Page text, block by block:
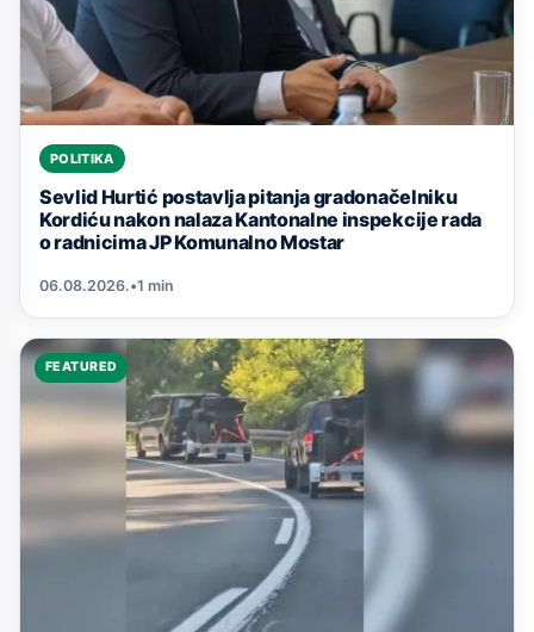
POLITIKA
Sevlid Hurtić postavlja pitanja gradonačelniku
Kordiću nakon nalaza Kantonalne inspekcije rada
o radnicima JP Komunalno Mostar
06.08.2026.•1 min
FEATURED